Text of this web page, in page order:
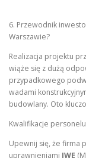
6. Przewodnik
Warszawie?
Realizacja projektu
wiąże się z dużą
przypadkowego
wadami
budowlany. Oto
Kwalifikacje
Upewnij się, że firma
uprawnieniami IWE